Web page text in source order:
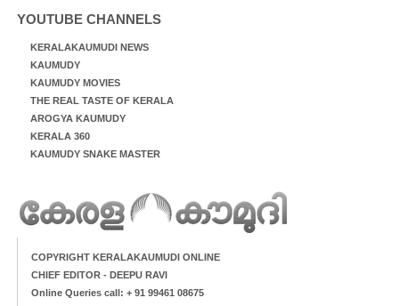
YOUTUBE CHANNELS
KERALAKAUMUDI NEWS
KAUMUDY
KAUMUDY MOVIES
THE REAL TASTE OF KERALA
AROGYA KAUMUDY
KERALA 360
KAUMUDY SNAKE MASTER
COPYRIGHT KERALAKAUMUDI ONLINE
CHIEF EDITOR - DEEPU RAVI
Online Queries call: + 91 99461 08675